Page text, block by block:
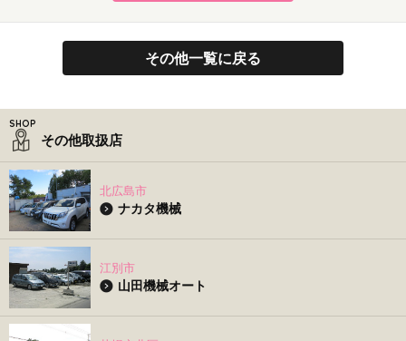
その他一覧に戻る
その他取扱店
北広島市
ナカタ機械
江別市
山田機械オート